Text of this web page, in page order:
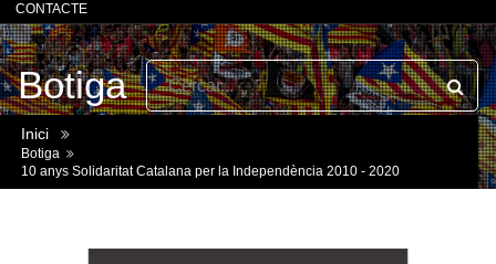
CONTACTE
Inici
Botiga
10 anys Solidaritat Catalana per la Independència 2010 - 2020
Botiga